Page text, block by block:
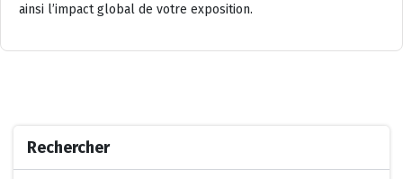
ainsi l’impact global de votre exposition.
Rechercher